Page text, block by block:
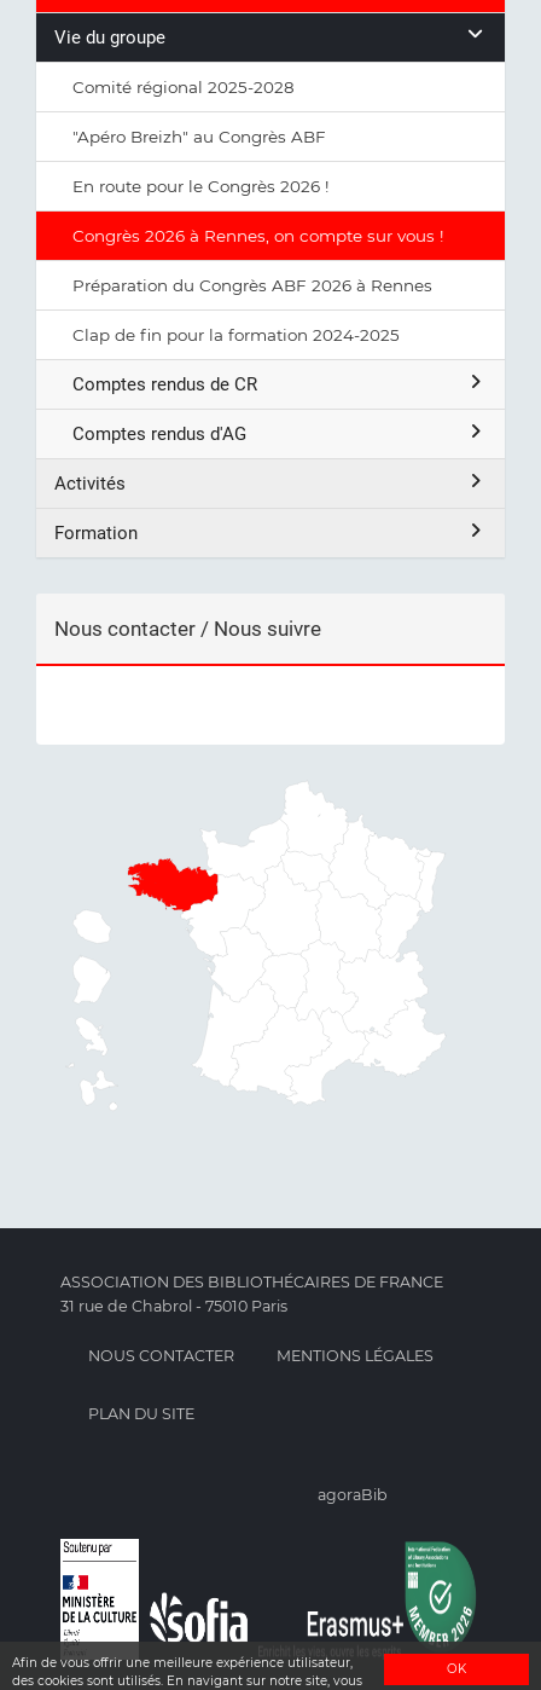
OK
Afin de vous offrir une meilleure expérience utilisateur,
des cookies sont utilisés. En navigant sur notre site, vous
Vie du groupe
Comité régional 2025-2028
"Apéro Breizh" au Congrès ABF
En route pour le Congrès 2026 !
Congrès 2026 à Rennes, on compte sur vous !
Préparation du Congrès ABF 2026 à Rennes
Clap de fin pour la formation 2024-2025
Comptes rendus de CR
Comptes rendus d'AG
Activités
Formation
Nous contacter / Nous suivre
ASSOCIATION DES BIBLIOTHÉCAIRES DE FRANCE
31 rue de Chabrol - 75010 Paris
NOUS CONTACTER MENTIONS LÉGALES
PLAN DU SITE
agoraBib